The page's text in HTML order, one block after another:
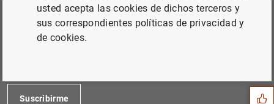
Sugerencias
Suscríbete a nuestra Newsletter
Suscribirme
usted acepta las cookies de dichos terceros y
sus correspondientes políticas de privacidad y
de cookies.